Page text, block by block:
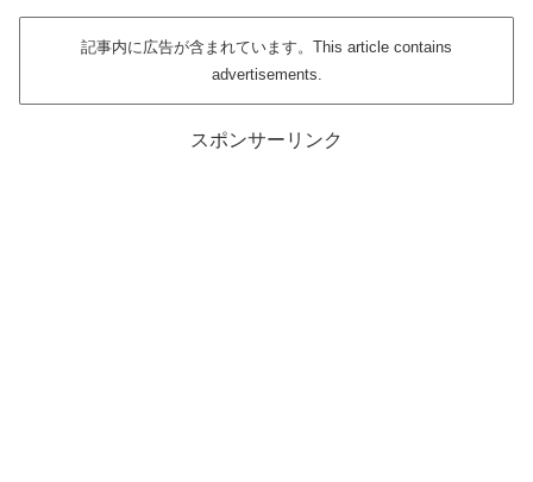
記事内に広告が含まれています。This article contains
advertisements.
スポンサーリンク